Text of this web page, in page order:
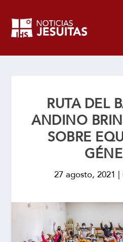
RUTA DEL
ANDINO
SOBRE
27 agosto, 2021 |